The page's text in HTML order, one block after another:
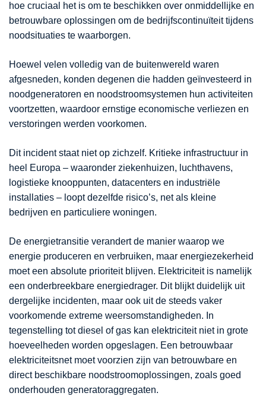
hoe cruciaal het is om te beschikken over onmiddellijke en
betrouwbare oplossingen om de bedrijfscontinuïteit tijdens
noodsituaties te waarborgen.
Hoewel velen volledig van de buitenwereld waren
afgesneden, konden degenen die hadden geïnvesteerd in
noodgeneratoren en noodstroomsystemen hun activiteiten
voortzetten, waardoor ernstige economische verliezen en
verstoringen werden voorkomen.
Dit incident staat niet op zichzelf. Kritieke infrastructuur in
heel Europa – waaronder ziekenhuizen, luchthavens,
logistieke knooppunten, datacenters en industriële
installaties – loopt dezelfde risico’s, net als kleine
bedrijven en particuliere woningen.
De energietransitie verandert de manier waarop we
energie produceren en verbruiken, maar energiezekerheid
moet een absolute prioriteit blijven. Elektriciteit is namelijk
een onderbreekbare energiedrager. Dit blijkt duidelijk uit
dergelijke incidenten, maar ook uit de steeds vaker
voorkomende extreme weersomstandigheden. In
tegenstelling tot diesel of gas kan elektriciteit niet in grote
hoeveelheden worden opgeslagen. Een betrouwbaar
elektriciteitsnet moet voorzien zijn van betrouwbare en
direct beschikbare noodstroomoplossingen, zoals goed
onderhouden generatoraggregaten.